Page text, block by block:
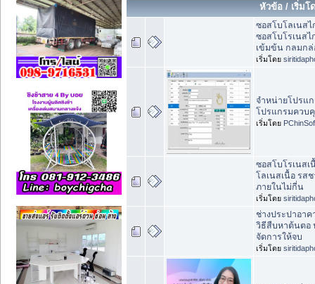
หัวข้อ / เริ่มโ
ซอสโบโลเนสไ
ซอสโบโรเนส
เข้มข้น กลมก
เริ่มโดย
จำหน่ายโปรแ
โปรแกรมควบ
เริ่มโดย
ซอสโบโรเนสเ
โลเนสเนื้อ รส
ภายในไม่กี่น
เริ่มโดย
ช่างประปาอา
วิธีสืบหาต้นตอ
จัดการให้จบ
เริ่มโดย